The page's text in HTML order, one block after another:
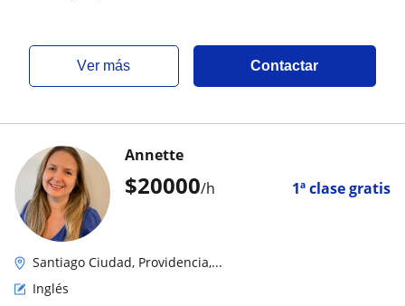
ver más Contactar
$20000/h 1ª clase gratis
Annette
Santiago Ciudad, Providencia,...
Inglés